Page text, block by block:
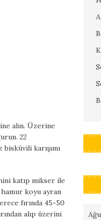
alın. Üzerine
22
bisküvili karışımı
katıp mikser ile
koyu ayran
fırında 45-50
alıp üzerini